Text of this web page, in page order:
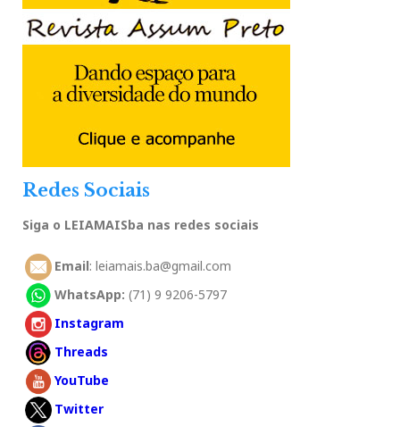
Redes Sociais
Siga o LEIAMAISba nas redes sociais
Email: leiamais.ba@gmail.com
WhatsApp: (71) 9 9206-5797
Instagram
Threads
YouTube
Twitter